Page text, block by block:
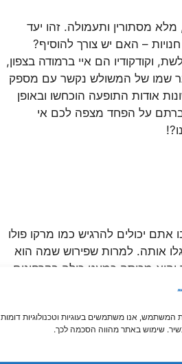
המשתמש, אנו משתמשים בעוגיות וטכנולוגיות דומות
שימוש באתר מהווה הסכמה לכך.
מסתורין ותעמולה. זהו יעד
– האם יש צורך להוסיף?
וקודקודיו הם איי ברמודה בצפון,
שמו של המשולש נקשר עם מספק
אודות התופעה הוכחשו ובאופן
על הפחד מצפה לכם אי
אתם יכולים להרגיש כמו מרקו פולו
אותה. למרות שפירוש שמה הוא
מכוסה כמעט כולה בקרחונים.
כנראה בעקבות ההתחממות